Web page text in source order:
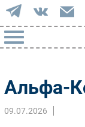
Альфа-
09.07.2026